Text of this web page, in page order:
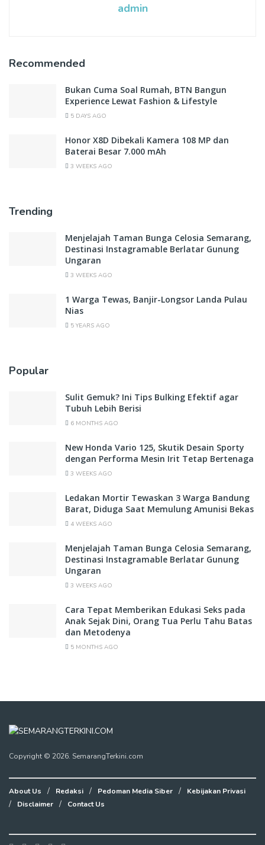
admin
Recommended
Bukan Cuma Soal Rumah, BTN Bangun
Experience Lewat Fashion & Lifestyle
5 DAYS AGO
Honor X8D Dibekali Kamera 108 MP dan
Baterai Besar 7.000 mAh
3 WEEKS AGO
Trending
Menjelajah Taman Bunga Celosia Semarang,
Destinasi Instagramable Berlatar Gunung
Ungaran
3 WEEKS AGO
1 Warga Tewas, Banjir-Longsor Landa Pulau
Nias
5 YEARS AGO
Popular
Sulit Gemuk? Ini Tips Bulking Efektif agar
Tubuh Lebih Berisi
6 MONTHS AGO
New Honda Vario 125, Skutik Desain Sporty
dengan Performa Mesin Irit Tetap Bertenaga
3 WEEKS AGO
Ledakan Mortir Tewaskan 3 Warga Bandung
Barat, Diduga Saat Memulung Amunisi Bekas
4 WEEKS AGO
Menjelajah Taman Bunga Celosia Semarang,
Destinasi Instagramable Berlatar Gunung
Ungaran
3 WEEKS AGO
Cara Tepat Memberikan Edukasi Seks pada
Anak Sejak Dini, Orang Tua Perlu Tahu Batas
dan Metodenya
5 MONTHS AGO
Copyright © 2026. SemarangTerkini.com
About Us Redaksi Pedoman Media Siber
Kebijakan Privasi
Disclaimer
Contact Us